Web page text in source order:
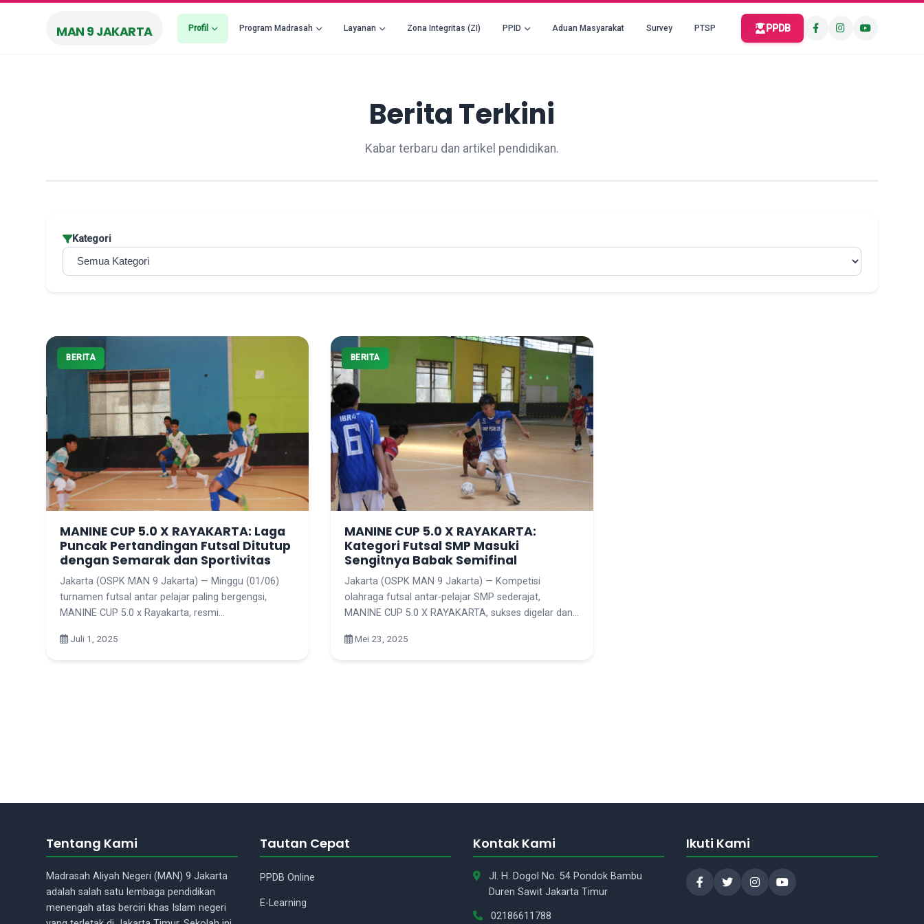
MAN 9 JAKARTA Profil Program Madrasah Layanan Zona Integritas (ZI) PPID Aduan Masyarakat Survey PTSP PPDB
Berita Terkini
Kabar terbaru dan artikel pendidikan.
Kategori
BERITA
MANINE CUP 5.0 X RAYAKARTA: Laga
Puncak Pertandingan Futsal Ditutup
dengan Semarak dan Sportivitas
Jakarta (OSPK MAN 9 Jakarta) — Minggu (01/06)
turnamen futsal antar pelajar paling bergengsi,
MANINE CUP 5.0 x Rayakarta, resmi…
Juli 1, 2025
BERITA
MANINE CUP 5.0 X RAYAKARTA:
Kategori Futsal SMP Masuki
Sengitnya Babak Semifinal
Jakarta (OSPK MAN 9 Jakarta) — Kompetisi
olahraga futsal antar-pelajar SMP sederajat,
MANINE CUP 5.0 X RAYAKARTA, sukses digelar dan…
Mei 23, 2025
Tentang Kami
Madrasah Aliyah Negeri (MAN) 9 Jakarta
adalah salah satu lembaga pendidikan
menengah atas berciri khas Islam negeri
Tautan Cepat
PPDB Online
E-Learning
Kontak Kami
Jl. H. Dogol No. 54 Pondok Bambu
Duren Sawit Jakarta Timur
02186611788
Ikuti Kami